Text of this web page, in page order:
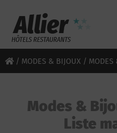
/ MODES & BIJOUX / MODES
Modes &
Liste